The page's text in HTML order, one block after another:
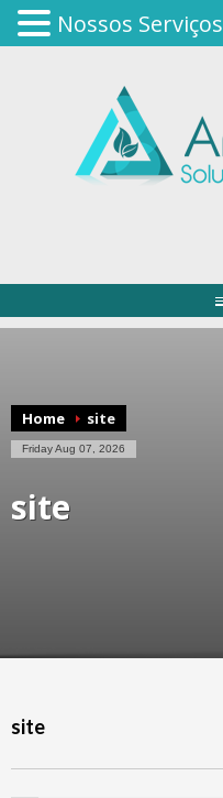
Home site
Friday Aug 07, 2026
site
site
Nossos Serviços